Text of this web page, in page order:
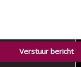
Verstuur bericht